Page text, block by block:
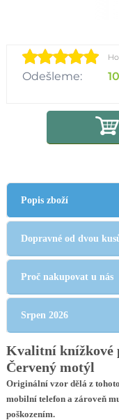
Odešleme:
Popis zboží
Dopravné od dvou
Proč nakupovat u nás
Srpen 2026
Kvalitní knížkové
Červený motýl
Originální vzor dělá z
mobilní telefon a zároveň
poškozením.